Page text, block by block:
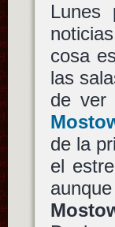
Lunes
cosa
las
de ver
de la
el